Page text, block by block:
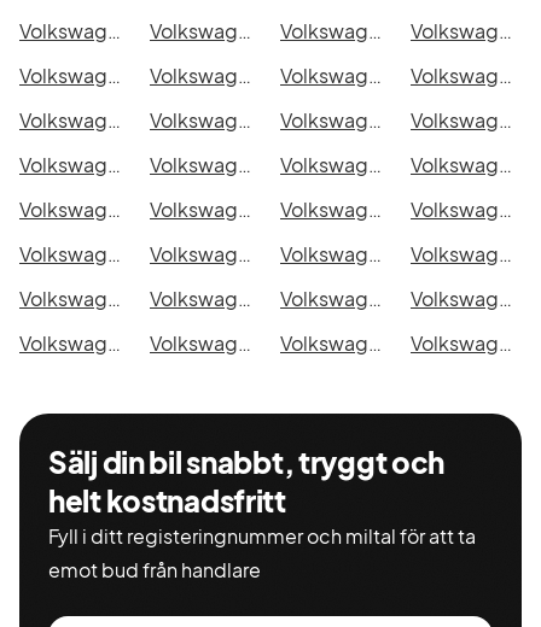
Volkswagen Pro 4Motion Edition i Uppsala
Volkswagen Pro 4Motion Edition i Västerås Volkswagen Pro 4Motion Edition i Halmstad
Volkswagen Pro 4Motion Edition i Växjö
Volkswagen Pro 4Motion Edition i Eskilstuna
Volkswagen Pro 4Motion Edition i Kalmar Volkswagen Pro 4Motion Edition i Karlskrona
Volkswagen Pro 4Motion Edition i Karlstad
Volkswagen Pro 4Motion Edition i Kristianstad
Volkswagen Pro 4Motion Edition i Sundsvall Volkswagen Pro 4Motion Edition i Umeå
Volkswagen Pro 4Motion Edition i Varberg
Volkswagen Pro 4Motion Edition i Borås
Volkswagen Pro 4Motion Edition i Falkenberg Volkswagen Pro 4Motion Edition i Gävle
Volkswagen Pro 4Motion Edition i Luleå
Volkswagen Pro 4Motion Edition i Lund
Volkswagen Pro 4Motion Edition i Mönsterås Volkswagen Pro 4Motion Edition i Uddevalla
Volkswagen Pro 4Motion Edition i Västervik
Volkswagen Pro 4Motion Edition i Ystad
Volkswagen Pro 4Motion Edition i Östersund Volkswagen Pro 4Motion Edition i Borlänge
Volkswagen Pro 4Motion Edition i Kiruna
Volkswagen Pro 4Motion Edition i Nyköping
Volkswagen Pro 4Motion Edition i Oskarshamn Volkswagen Pro 4Motion Edition i Sigtuna
Volkswagen Pro 4Motion Edition i Skellefteå
Volkswagen Pro 4Motion Edition i Skövde
Volkswagen Pro 4Motion Edition i Trollhättan Volkswagen Pro 4Motion Edition i Alingsås Volkswagen Pro 4Motion Edition i Båstad
Sälj din bil snabbt, tryggt och
helt kostnadsfritt
Fyll i ditt registeringnummer och miltal för att ta
emot bud från handlare